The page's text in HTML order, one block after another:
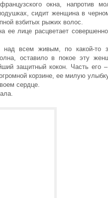
окна, напротив
сидит женщина в
взбитых рыжих волос.
ее лице расцветает
всем живым, по какой-то
оставило в покое эту
защитный кокон. Часть его
корзине, ее милую
сердце.